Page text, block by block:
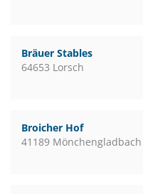
Bräuer Stables
64653 Lorsch
Broicher Hof
41189 Mönchengladbach